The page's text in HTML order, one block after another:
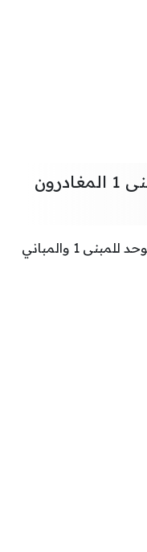
رقم مطار دبي الدولي مبنى 1 المغادرون
فيما يلي رقم مطار دبي الدولي الموحد للمبنى 1 والمباني